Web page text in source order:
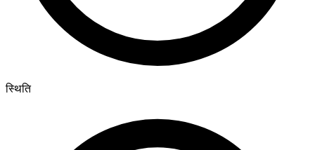
स्थिति